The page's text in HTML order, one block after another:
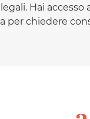
Hai
per chiedere